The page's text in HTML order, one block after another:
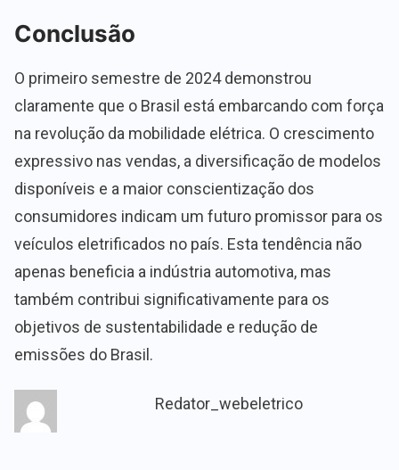
Conclusão
O primeiro semestre de 2024 demonstrou
claramente que o Brasil está embarcando com força
na revolução da mobilidade elétrica. O crescimento
expressivo nas vendas, a diversificação de modelos
disponíveis e a maior conscientização dos
consumidores indicam um futuro promissor para os
veículos eletrificados no país. Esta tendência não
apenas beneficia a indústria automotiva, mas
também contribui significativamente para os
objetivos de sustentabilidade e redução de
emissões do Brasil.
Redator_webeletrico